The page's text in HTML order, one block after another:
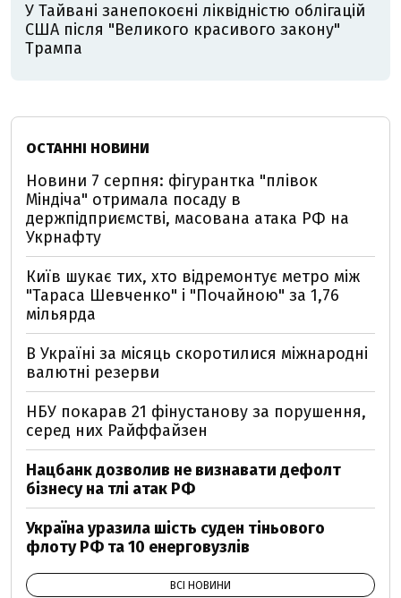
У Тайвані занепокоєні ліквідністю облігацій
США після "Великого красивого закону"
Трампа
ОСТАННІ НОВИНИ
Новини 7 серпня: фігурантка "плівок
Міндіча" отримала посаду в
держпідприємстві, масована атака РФ на
Укрнафту
Київ шукає тих, хто відремонтує метро між
"Тараса Шевченко" і "Почайною" за 1,76
мільярда
В Україні за місяць скоротилися міжнародні
валютні резерви
НБУ покарав 21 фінустанову за порушення,
серед них Райффайзен
Нацбанк дозволив не визнавати дефолт
бізнесу на тлі атак РФ
Україна уразила шість суден тіньового
флоту РФ та 10 енерговузлів
ВСІ НОВИНИ